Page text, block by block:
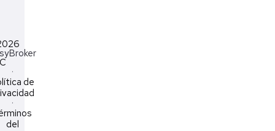
·
de
·
del